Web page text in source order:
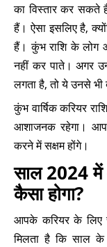
का विस्तार कर
हैं। ऐसा इसलिए है,
हैं। कुंभ राशि के लोग
नहीं कर पाते। अगर
लगता है, तो ये उनसे
कुंभ वार्षिक करियर
आशाजनक रहेगा।
करने में सक्षम होंगे।
साल 2024 में
कैसा होगा?
आपके करियर के लिए
मिलता है कि साल के